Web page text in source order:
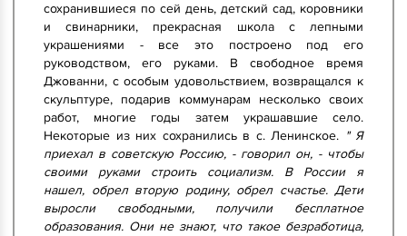
сохранившиеся по сей день, детский сад, коровники
и свинарники, прекрасная школа с лепными
украшениями - все это построено под его
руководством, его руками. В свободное время
Джованни, с особым удовольствием, возвращался к
скульптуре, подарив коммунарам несколько своих
работ, многие годы затем украшавшие село.
Некоторые из них сохранились в с. Ленинское. " Я
приехал в советскую Россию, - говорил он, - чтобы
своими руками строить социализм. В России я
нашел, обрел вторую родину, обрел счастье. Дети
выросли свободными, получили бесплатное
образования. Они не знают, что такое безработица,